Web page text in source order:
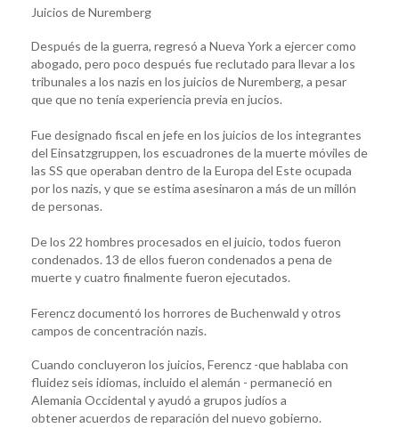
Juicios de Nuremberg
Después de la guerra, regresó a Nueva York a ejercer como
abogado, pero poco después fue reclutado para llevar a los
tribunales a los nazis en los juicios de Nuremberg, a pesar
que que no tenía experiencia previa en jucios.
Fue designado fiscal en jefe en los juicios de los integrantes
del Einsatzgruppen, los escuadrones de la muerte móviles de
las SS que operaban dentro de la Europa del Este ocupada
por los nazis, y que se estima asesinaron a más de un millón
de personas.
De los 22 hombres procesados en el juicio, todos fueron
condenados. 13 de ellos fueron condenados a pena de
muerte y cuatro finalmente fueron ejecutados.
Ferencz documentó los horrores de Buchenwald y otros
campos de concentración nazis.
Cuando concluyeron los juicios, Ferencz -que hablaba con
fluidez seis idiomas, incluido el alemán - permaneció en
Alemania Occidental y ayudó a grupos judíos a
obtener acuerdos de reparación del nuevo gobierno.